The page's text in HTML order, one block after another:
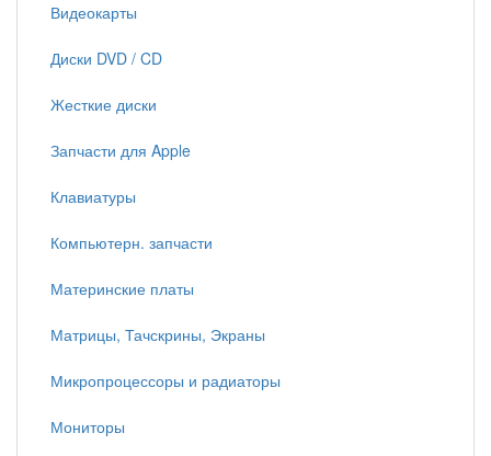
Видеокарты
Диски DVD / CD
Жесткие диски
Запчасти для Apple
Клавиатуры
Компьютерн. запчасти
Материнские платы
Матрицы, Тачскрины, Экраны
Микропроцессоры и радиаторы
Мониторы